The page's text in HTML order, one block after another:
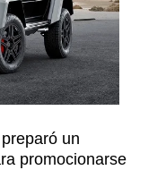
un
promocionarse